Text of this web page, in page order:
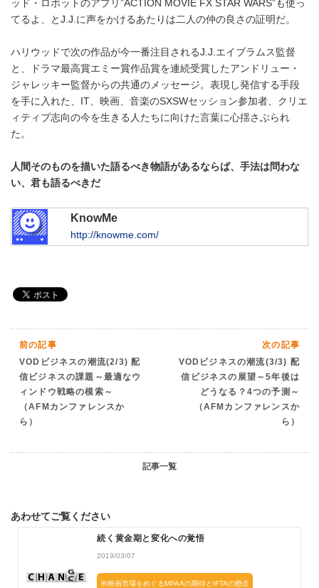
ッド・ロボットのアプリ”ACTION MOVIE FX STAR WARS”も使っ
てるよ、とJ.J.に声をかけるあたりは二人の仲の良さの証明だ。
ハリウッドで次の作品が今一番注目されるJ.J.エイブラムス監督
と、ドラマ最高賞エミー賞作品賞を連続受賞したアンドリュー・
ジャレッキー監督からの共通のメッセージ。表現し発信する手段
を手に入れた、IT、映画、音楽のSXSWセッション参加者、クリエ
ィティブ志向の今を生きる人たちに向けた言葉に心揺さぶられ
た。
人間そのものを描いた語るべき物語があるならば、手法は問わな
い、君も語るべきだ
KnowMe
http://knowme.com/
前の記事
VODビジネスの潮流(2/3) 配
信ビジネスの課題～最適なウ
ィンドウ戦略の模索～
（AFMカンファレンスか
ら）
次の記事
VODビジネスの潮流(3/3) 配
信ビジネスの展望～5年後は
どうなる？4つの予測～
（AFMカンファレンスか
ら）
記事一覧
あわせてご覧ください
続く黄金期と変化への覚悟
2019/03/07
米映画市場をめぐるMPAAの期待とIFTAの懸念